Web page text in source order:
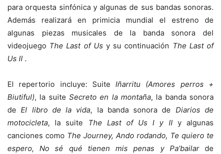
para orquesta sinfónica y algunas de sus bandas sonoras.
Además realizará en primicia mundial el estreno de
algunas piezas musicales de la banda sonora del
videojuego The Last of Usy su continuación The Last of
Us II .
El repertorio incluye: SuiteIñarritu (Amores perros +
Biutiful), la suite Secreto en la montaña, la banda sonora
deEl libro de la vida, la banda sonora de Diarios de
motocicleta, la suite The Last of Us I y II y algunas
canciones como The Journey, Ando rodando, Te quiero te
espero, No sé qué tienen mis penas y Pa’bailar de